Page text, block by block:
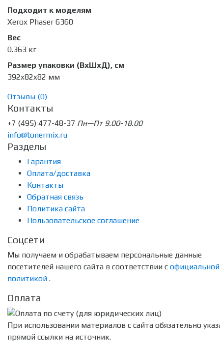
Подходит к моделям
Xerox Phaser 6360
Вес
0.363 кг
Размер упаковки (ВхШхД), см
392x82x82 мм
Отзывы (0)
Контакты
+7 (495) 477-48-37 Пн—Пт 9.00-18.00
info@tonermix.ru
Разделы
Гарантия
Оплата/доставка
Контакты
Обратная связь
Политика сайта
Пользовательское соглашение
Соцсети
Мы получаем и обрабатываем персональные данные
посетителей нашего сайта в соответствии с официальной
политикой .
Оплата
При использовании материалов с сайта обязательно
прямой ссылки на источник.